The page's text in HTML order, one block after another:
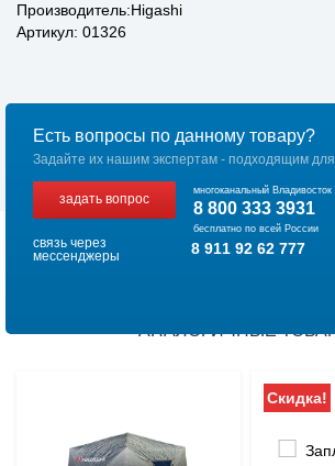
Производитель:Higashi
Артикул: 01326
Есть вопросы по данному товару?
Задайте их нашим экспертам - подходящим
задать вопрос
многоканальный Владивосток
8 800 333 3931
бесплатно по всей России
связь через
мессенджеры
8 911 92 62 777
АНАЛОГИЧНЫЕ
Скидка!